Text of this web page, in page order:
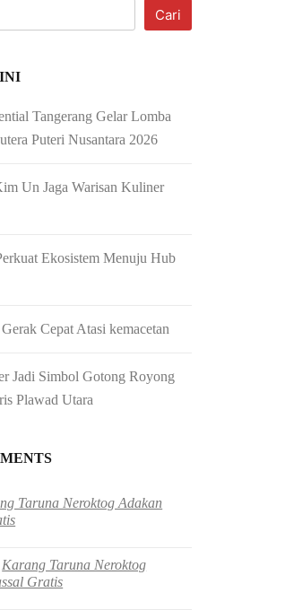
Cari
Tangerang Gelar Lomba
Puteri Nusantara 2026
Un Jaga Warisan Kuliner
Ekosistem Menuju Hub
Cepat Atasi kemacetan
Jadi Simbol Gotong Royong
Plawad Utara
Taruna Neroktog Adakan
Karang Taruna Neroktog
Gratis